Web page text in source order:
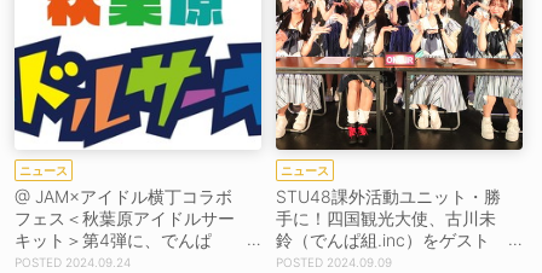
ニュース
@ JAM×アイドル横丁コラボ
フェス＜秋葉原アイドルサー
キット＞第4弾に、でんぱ
組、わーすた、Task、Appar
2024.09.24
ニュース
STU48課外活動ユニット・勝
手に！四国観光大使、古川未
鈴（でんぱ組.inc）をゲスト
に迎えて四国ライブ開催！
2024.09.09